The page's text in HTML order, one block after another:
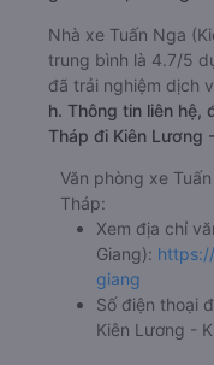
Nhà xe Tuấn Nga
trung bình là 4.7/5
đã trải nghiệm dịch
h. Thông tin liên hệ,
Tháp đi Kiên Lương
Văn phòng xe
Tháp:
Xem địa chỉ
Giang):
giang
Số điện thoại
Kiên Lương -